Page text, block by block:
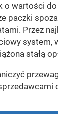
o wartości
paczki
Przez
system,
stałą